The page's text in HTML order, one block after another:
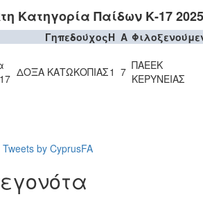
Κατηγορία Παίδων Κ-17
ΓηπεδούχοςH A
ΔΟΞΑ ΚΑΤΩΚΟΠΙΑΣ1 7 ΠΑΕΕΚ
ΚΕΡΥΝΕΙΑΣ
Tweets by CyprusFA